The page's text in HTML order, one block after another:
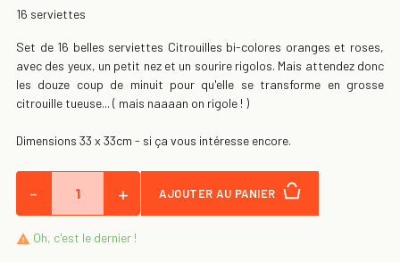
16 serviettes
Set de 16 belles serviettes Citrouilles bi-colores oranges et roses,
avec des yeux, un petit nez et un sourire rigolos. Mais attendez donc
les douze coup de minuit pour qu'elle se transforme en grosse
citrouille tueuse... ( mais naaaan on rigole ! )
Dimensions 33 x 33cm - si ça vous intéresse encore.
- + AJOUTER AU PANIER
 Oh, c'est le dernier !